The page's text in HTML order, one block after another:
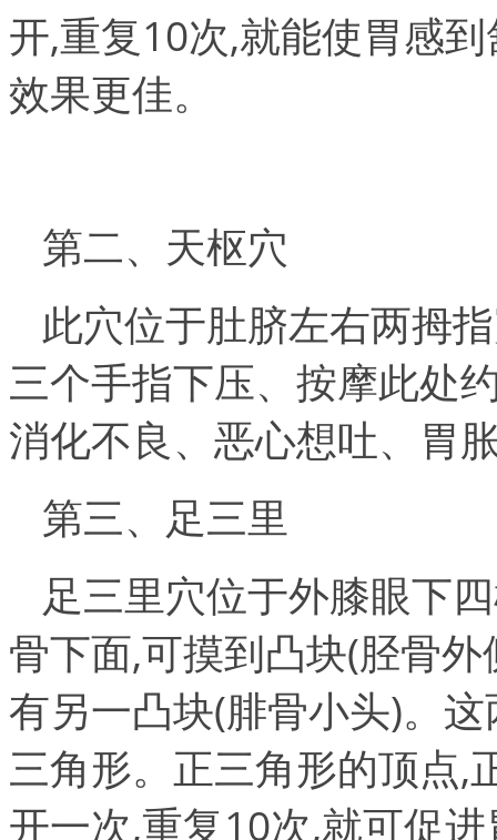
开,重复10次,就能使胃感
效果更佳。
第二、天枢穴
此穴位于肚脐左右两拇
三个手指下压、按摩此处
消化不良、恶心想吐、胃
第三、足三里
足三里穴位于外膝眼下
骨下面,可摸到凸块(胫骨
有另一凸块(腓骨小头)。
三角形。正三角形的顶点,
开一次,重复10次,就可促